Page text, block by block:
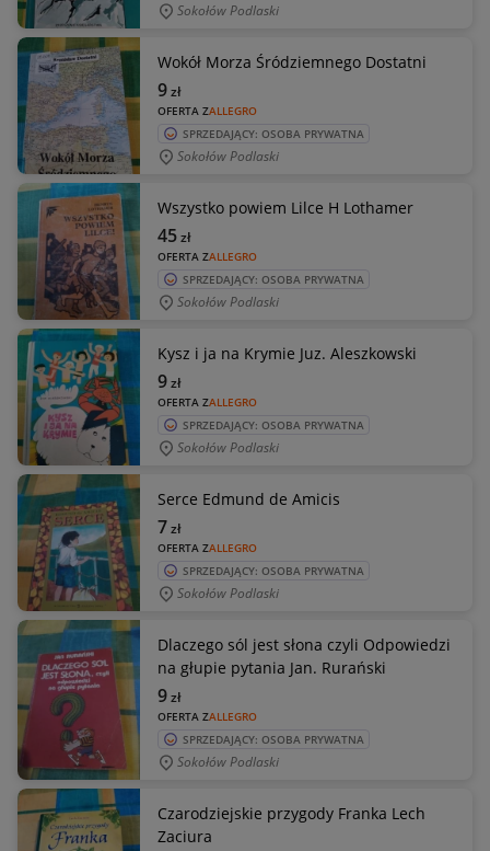
Sokołów Podlaski
Wokół Morza Śródziemnego Dostatni
OFERTA ZALLEGRO
9zł
SPRZEDAJĄCY: OSOBA PRYWATNA
Sokołów Podlaski
Wszystko powiem Lilce H Lothamer
OFERTA ZALLEGRO
45zł
SPRZEDAJĄCY: OSOBA PRYWATNA
Sokołów Podlaski
Kysz i ja na Krymie Juz. Aleszkowski
OFERTA ZALLEGRO
9zł
SPRZEDAJĄCY: OSOBA PRYWATNA
Sokołów Podlaski
Serce Edmund de Amicis
OFERTA ZALLEGRO
7zł
SPRZEDAJĄCY: OSOBA PRYWATNA
Sokołów Podlaski
Dlaczego sól jest słona czyli Odpowiedzi
na głupie pytania Jan. Rurański
OFERTA ZALLEGRO
9zł
SPRZEDAJĄCY: OSOBA PRYWATNA
Sokołów Podlaski
Czarodziejskie przygody Franka Lech
Zaciura